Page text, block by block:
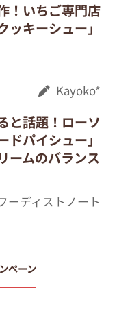
！いちご専門店
ッキーシュー」
Kayoko*
と話題！ローソ
ドパイシュー」
ームのバランス
ーディストノート
ペーン